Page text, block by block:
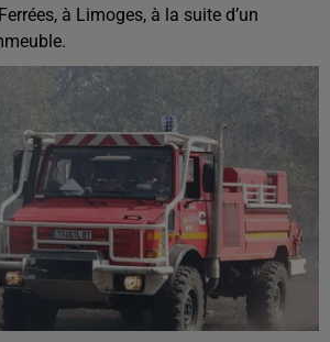
à Limoges, à la suite d’un